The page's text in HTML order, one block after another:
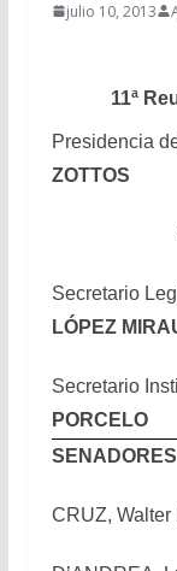
julio 10, 2013
11ª
Presidencia
ZOTTOS
Secretario
LÓPEZ
Secretario
PORCELO
CRUZ, Walter